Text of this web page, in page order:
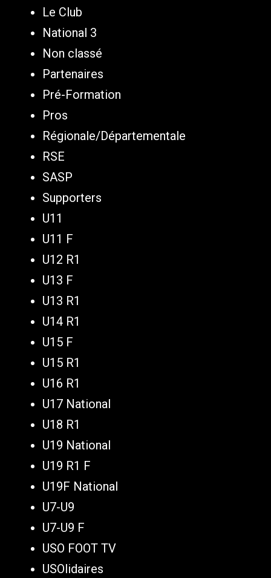
Le Club
National 3
Non classé
Partenaires
Pré-Formation
Pros
Régionale/Départementale
RSE
SASP
Supporters
U11
U11 F
U12 R1
U13 F
U13 R1
U14 R1
U15 F
U15 R1
U16 R1
U17 National
U18 R1
U19 National
U19 R1 F
U19F National
U7-U9
U7-U9 F
USO FOOT TV
USOlidaires